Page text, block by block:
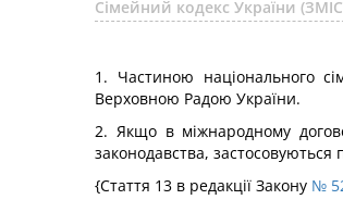
Сімейний кодекс України
1. Частиною національного
Верховною Радою України.
2. Якщо в міжнародному
законодавства, застосовуються
{Стаття 13 в редакції Закону №